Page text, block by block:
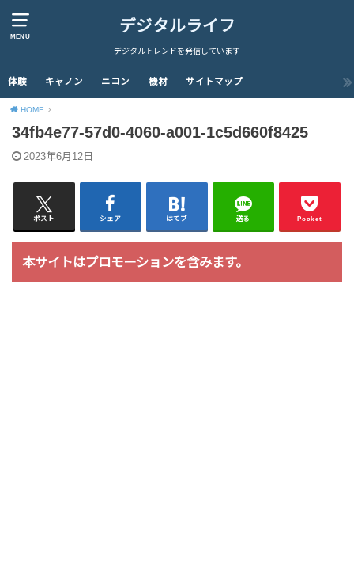
MENU
デジタルライフ
デジタルトレンドを発信しています
体験 キャノン ニコン 機材 サイトマップ
HOME
34fb4e77-57d0-4060-a001-1c5d660f8425
2023年6月12日
ポスト シェア はてブ 送る Pocket
本サイトはプロモーションを含みます。